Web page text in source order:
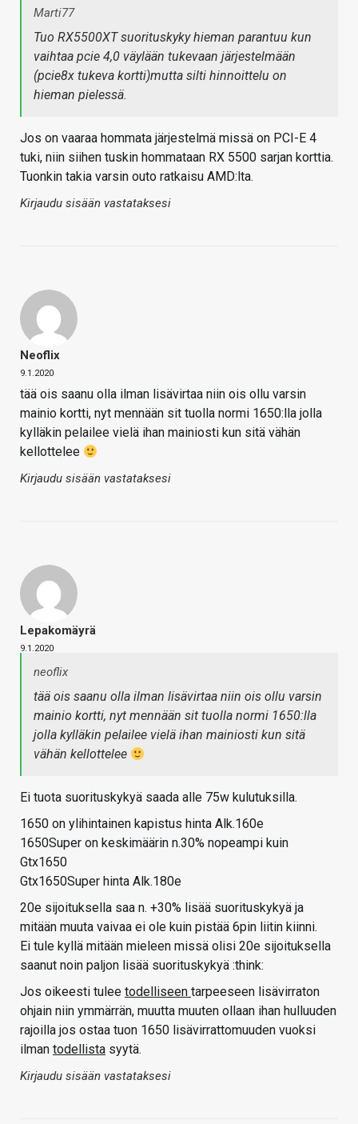
Marti77
Tuo RX5500XT suorituskyky hieman parantuu kun
vaihtaa pcie 4,0 väylään tukevaan järjestelmään
(pcie8x tukeva kortti)mutta silti hinnoittelu on
hieman pielessä.
Jos on vaaraa hommata järjestelmä missä on PCI-E 4
tuki, niin siihen tuskin hommataan RX 5500 sarjan korttia.
Tuonkin takia varsin outo ratkaisu AMD:lta.
Kirjaudu sisään vastataksesi
Neoflix
9.1.2020
tää ois saanu olla ilman lisävirtaa niin ois ollu varsin
mainio kortti, nyt mennään sit tuolla normi 1650:lla jolla
kylläkin pelailee vielä ihan mainiosti kun sitä vähän
kellottelee
Kirjaudu sisään vastataksesi
Lepakomäyrä
9.1.2020
neoflix
tää ois saanu olla ilman lisävirtaa niin ois ollu varsin
mainio kortti, nyt mennään sit tuolla normi 1650:lla
jolla kylläkin pelailee vielä ihan mainiosti kun sitä
vähän kellottelee
Ei tuota suorituskykyä saada alle 75w kulutuksilla.
1650 on ylihintainen kapistus hinta Alk.160e
1650Super on keskimäärin n.30% nopeampi kuin
Gtx1650
Gtx1650Super hinta Alk.180e
20e sijoituksella saa n. +30% lisää suorituskykyä ja
mitään muuta vaivaa ei ole kuin pistää 6pin liitin kiinni.
Ei tule kyllä mitään mieleen missä olisi 20e sijoituksella
saanut noin paljon lisää suorituskykyä :think:
Jos oikeesti tulee todelliseen tarpeeseen lisävirraton
ohjain niin ymmärrän, muutta muuten ollaan ihan hulluuden
rajoilla jos ostaa tuon 1650 lisävirrattomuuden vuoksi
ilman todellista syytä.
Kirjaudu sisään vastataksesi